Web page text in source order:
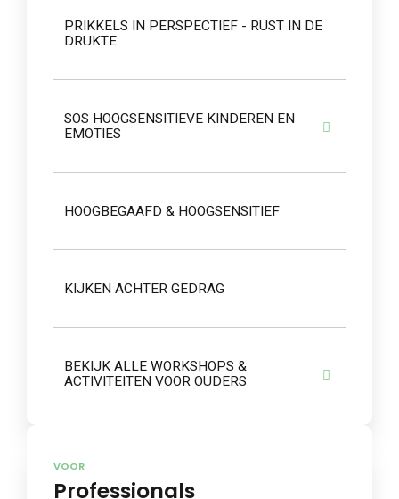
PRIKKELS IN PERSPECTIEF - RUST IN DE
DRUKTE
SOS HOOGSENSITIEVE KINDEREN EN
EMOTIES
HOOGBEGAAFD & HOOGSENSITIEF
KIJKEN ACHTER GEDRAG
BEKIJK ALLE WORKSHOPS &
ACTIVITEITEN VOOR OUDERS
VOOR
Professionals